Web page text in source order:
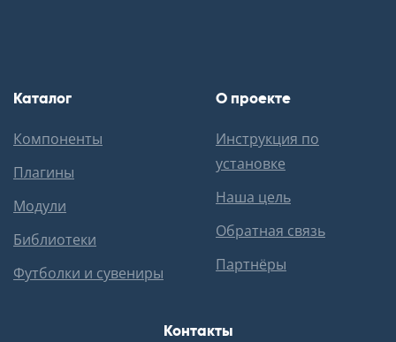
Каталог
Компоненты
Плагины
Модули
Библиотеки
Футболки и сувениры
О проекте
Инструкция по
установке
Наша цель
Обратная связь
Партнёры
Контакты